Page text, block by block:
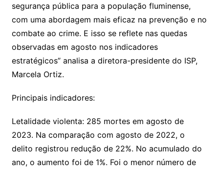
segurança pública para a população fluminense,
com uma abordagem mais eficaz na prevenção e no
combate ao crime. E isso se reflete nas quedas
observadas em agosto nos indicadores
estratégicos” analisa a diretora-presidente do ISP,
Marcela Ortiz.
Principais indicadores:
Letalidade violenta: 285 mortes em agosto de
2023. Na comparação com agosto de 2022, o
delito registrou redução de 22%. No acumulado do
ano, o aumento foi de 1%. Foi o menor número de